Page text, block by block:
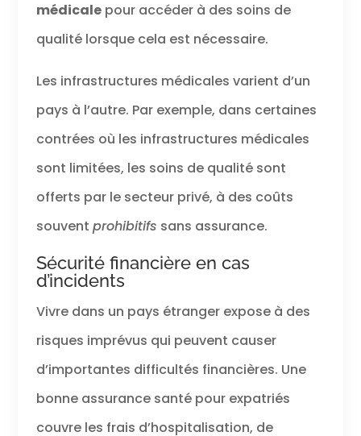
médicalepour accéder à des soins de
qualité lorsque cela est nécessaire.
Les infrastructures médicales varient d’un
pays à l’autre. Par exemple, dans certaines
contrées où les infrastructures médicales
sont limitées, les soins de qualité sont
offerts par le secteur privé, à des coûts
souvent prohibitifs sans assurance.
Sécurité financière en cas
d’incidents
Vivre dans un pays étranger expose à des
risques imprévus qui peuvent causer
d’importantes difficultés financières. Une
bonne assurance santé pour expatriés
couvre les frais d’hospitalisation, de